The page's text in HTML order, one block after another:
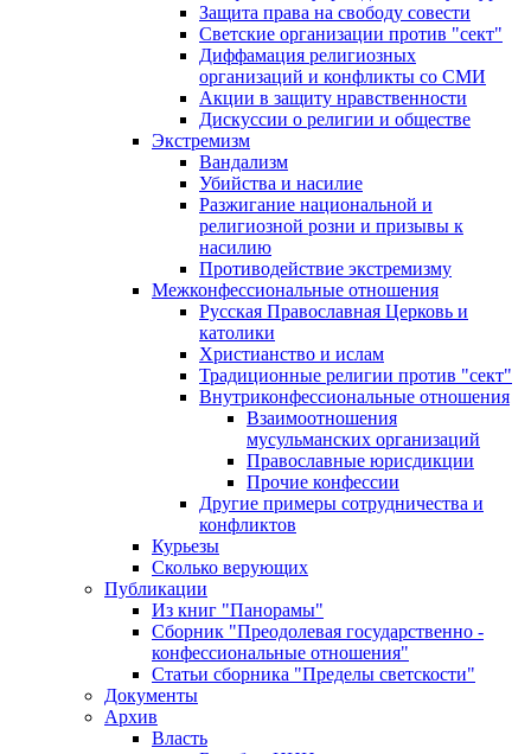
Защита права на свободу совести
Светские организации против "сект"
Диффамация религиозных
организаций и конфликты со СМИ
Акции в защиту нравственности
Дискуссии о религии и обществе
Экстремизм
Вандализм
Убийства и насилие
Разжигание национальной и
религиозной розни и призывы к
насилию
Противодействие экстремизму
Межконфессиональные отношения
Русская Православная Церковь и
католики
Христианство и ислам
Традиционные религии против "сект"
Внутриконфессиональные отношения
Взаимоотношения
мусульманских организаций
Православные юрисдикции
Прочие конфессии
Другие примеры сотрудничества и
конфликтов
Курьезы
Сколько верующих
Публикации
Из книг "Панорамы"
Сборник "Преодолевая государственно -
конфессиональные отношения"
Статьи сборника "Пределы светскости"
Документы
Архив
Власть